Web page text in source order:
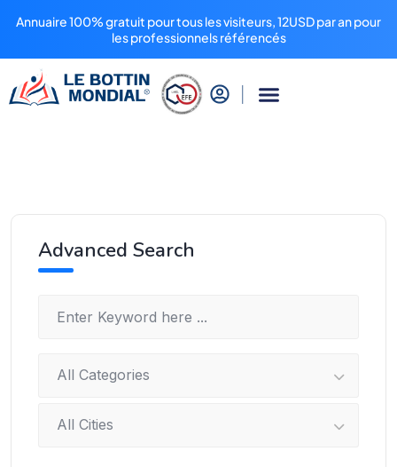
Annuaire 100% gratuit pour tous les visiteurs, 12USD par an pour
les professionnels référencés
Advanced Search
All Categories
All Cities